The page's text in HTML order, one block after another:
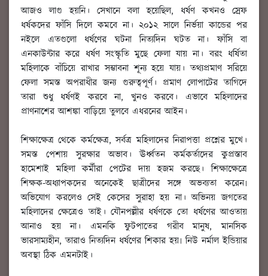
আজও লাগু হয়নি। সেখানে বলা হয়েছিল, ধর্ষণ কখনও স্রেফ
ধর্ষকদের ফাঁসি দিলে কমবে না। ২০১২ সালে নির্ভয়া কান্ডের পর
নইলে এতগুলো ধর্ষণের ঘটনা নিত্যদিন ঘটত না। ফাঁসি বা
এনকাউন্টার করে ধর্ষণ সংস্কৃতি মুছে ফেলা যায় না। বরং ধর্ষিতা
মহিলাকে বাঁচিয়ে রাখার সম্ভাবনা শূন্য হয়ে যায়। তথ্যপ্রমাণ সরিয়ে
ফেলা সমস্ত অপরাধীর জন্য গুরুত্বপূর্ণ। প্রমাণ লোপাটের তাগিদে
তারা শুধু ধর্ষণই করবে না, খুনও করবে। এভাবে মহিলাদের
প্রাণনাশের আশঙ্কা বাড়িয়ে তুলবে এধরনের আইন।
শিক্ষাক্ষেত্র থেকে কর্মক্ষেত্র, সর্বত্র মহিলাদের নিরাপত্তা প্রশ্নের মুখে।
সমস্ত পেশায় সুরক্ষার অভাব। ঊর্ধ্বতন কর্মকর্তাদের কুপ্রস্তাব
হামেশাই মহিলা কর্মীরা পেটের দায় হজম করছে। শিক্ষাক্ষেত্রে
শিক্ষক-অধ্যাপকদের অনেকেই ছাত্রীদের সঙ্গে অভব্যতা করেন৷
অভিযোগ করলেও সেই কেসের সুরাহা হয় না। অভিনয় জগতের
মহিলাদের ক্ষেত্রেও তাই। যৌনপল্লীর ধর্ষণকে তো ধর্ষণের আওতায়
আনাও হয় না। এমনকি ফুটপাতের গরীব মানুষ, মানসিক
ভারসাম্যহীন, তারাও নিত্যদিন ধর্ষণের শিকার হয়৷ নিউ নর্মাল ইন্ডিয়ার
অবস্থা ঠিক এমনটাই।